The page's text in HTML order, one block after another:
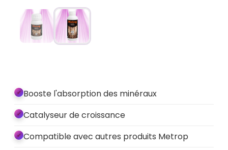
Booste l'absorption des minéraux
Catalyseur de croissance
Compatible avec autres produits Metrop